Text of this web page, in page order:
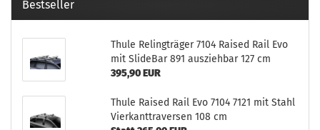
Bestseller
Thule Relingträger 7104 Raised Rail Evo
mit SlideBar 891 ausziehbar 127 cm
395,90 EUR
Thule Raised Rail Evo 7104 7121 mit Stahl
Vierkanttraversen 108 cm